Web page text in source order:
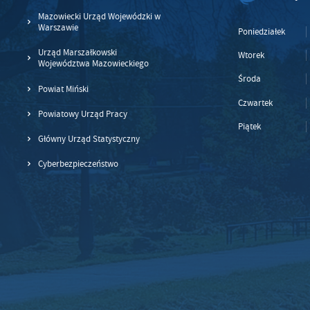
Mazowiecki Urząd Wojewódzki w
Warszawie
Urząd Marszałkowski
Województwa Mazowieckiego
Powiat Miński
Powiatowy Urząd Pracy
Główny Urząd Statystyczny
Cyberbezpieczeństwo
Poniedziałek
Wtorek
Środa
Czwartek
Piątek